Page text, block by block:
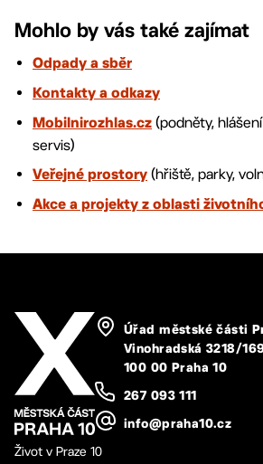
Mohlo by vás také zajímat
Odpady a sběr
Kontakty a odkazy
Mobilnirozhlas.cz (podněty,
servis)
Veřejné prostory (hřiště, parky,
Akce a projekty z oblasti
Úřad městské části
Vinohradská 3218/
100 00 Praha 10
267 093 111
info@praha10.cz
Život v Praze 10